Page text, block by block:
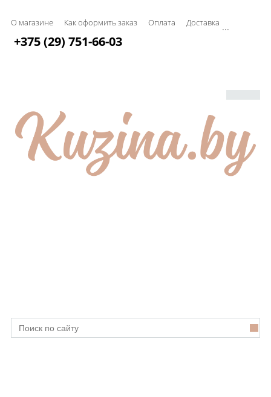
О магазине Как оформить заказ Оплата Доставка ...
+375 (29) 751-66-03